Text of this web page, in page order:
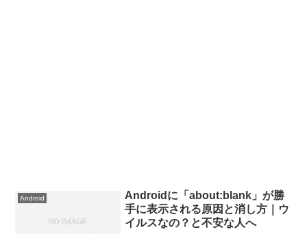
Android
Androidに「about:blank」が勝
手に表示される原因と消し方｜ウ
イルスなの？と不安な人へ